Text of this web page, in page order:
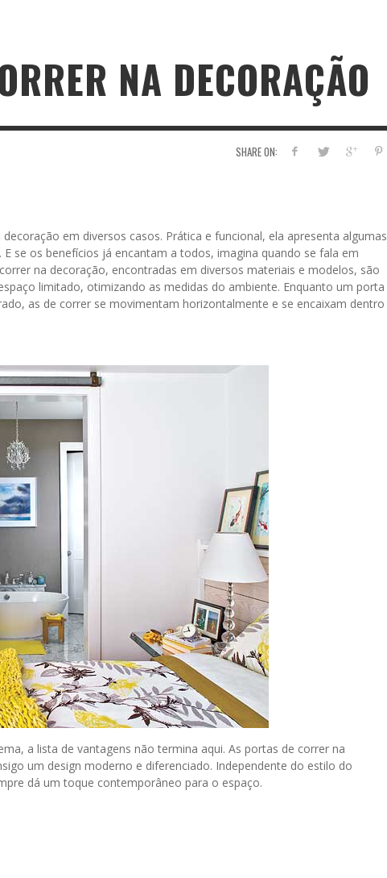
NA DECORAÇÃO
SHARE ON:
em diversos casos. Prática e funcional, ela apresenta algumas
se os benefícios já encantam a todos, imagina quando se fala em
na decoração, encontradas em diversos materiais e modelos, são
limitado, otimizando as medidas do ambiente. Enquanto um porta
as de correr se movimentam horizontalmente e se encaixam dentro
a lista de vantagens não termina aqui. As portas de correr na
um design moderno e diferenciado. Independente do estilo do
dá um toque contemporâneo para o espaço.